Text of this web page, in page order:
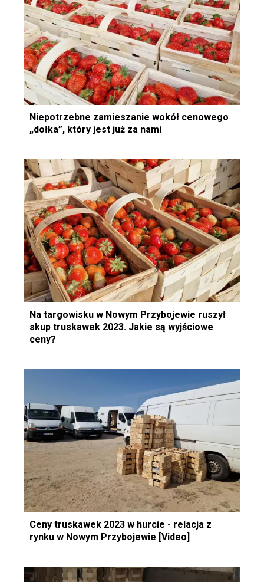
Niepotrzebne zamieszanie wokół cenowego
„dołka”, który jest już za nami
Na targowisku w Nowym Przybojewie ruszył
skup truskawek 2023. Jakie są wyjściowe
ceny?
Ceny truskawek 2023 w hurcie - relacja z
rynku w Nowym Przybojewie [Video]